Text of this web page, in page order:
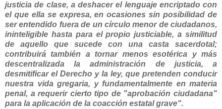
justicia de clase, a deshacer el lenguaje encriptado con
el que ella se expresa, en ocasiones sin posibilidad de
ser entendido fuera de un círculo menor de ciudadanos,
ininteligible hasta para el propio justiciable, a similitud
de aquello que sucede con una casta sacerdotal;
contribuirá también a tornar menos esotérica y más
descentralizada la administración de justicia, a
desmitificar el Derecho y la ley, que pretenden conducir
nuestra vida gregaria, y fundamentalmente en materia
penal, a requerir cierto tipo de "aprobación ciudadana"
para la aplicación de la coacción estatal grave".